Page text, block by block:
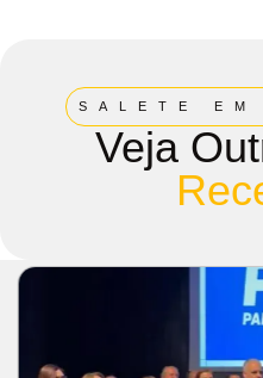
SALETE EM
Veja